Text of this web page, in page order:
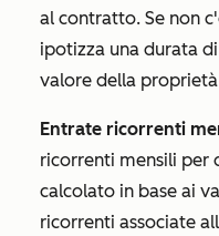
al contratto. Se non
ipotizza una durata
valore della proprietà
Entrate ricorrenti
ricorrenti mensili per
calcolato in base ai
ricorrenti associate